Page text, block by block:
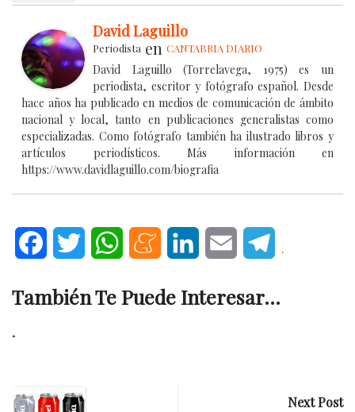
David Laguillo
Periodista en CANTABRIA DIARIO
David Laguillo (Torrelavega, 1975) es un
periodista, escritor y fotógrafo español. Desde
hace años ha publicado en medios de comunicación de ámbito
nacional y local, tanto en publicaciones generalistas como
especializadas. Como fotógrafo también ha ilustrado libros y
artículos periodísticos. Más información en
https://www.davidlaguillo.com/biografia
FacebookTwitter WhatsAppMeneameLinkedInEmail .
También Te Puede Interesar...
.
Next Post